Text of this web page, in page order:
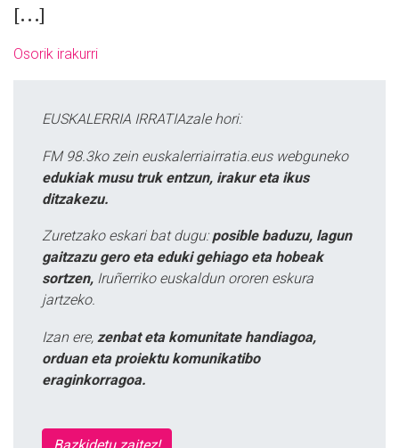
[…]
Osorik irakurri
EUSKALERRIA IRRATIAzale hori:
FM 98.3ko zein euskalerriairratia.eus webguneko
edukiak musu truk entzun, irakur eta ikus
ditzakezu.
Zuretzako eskari bat dugu: posible baduzu, lagun
gaitzazu gero eta eduki gehiago eta hobeak
sortzen, Iruñerriko euskaldun ororen eskura
jartzeko.
Izan ere, zenbat eta komunitate handiagoa,
orduan eta proiektu komunikatibo
eraginkorragoa.
Bazkidetu zaitez!